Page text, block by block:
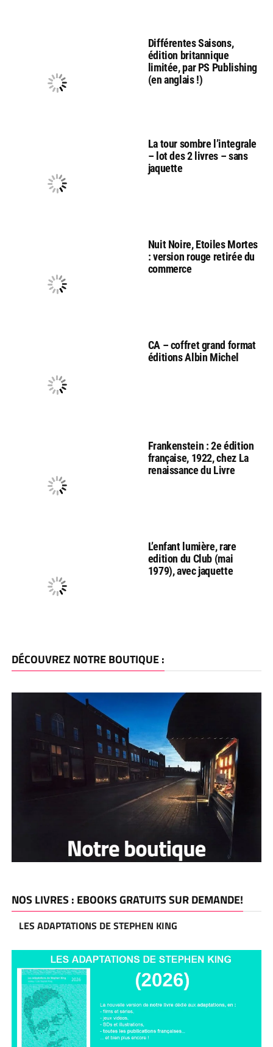
Différentes Saisons,
édition britannique
limitée, par PS Publishing
(en anglais !)
La tour sombre l’integrale
– lot des 2 livres – sans
jaquette
Nuit Noire, Etoiles Mortes
: version rouge retirée du
commerce
CA – coffret grand format
éditions Albin Michel
Frankenstein : 2e édition
française, 1922, chez La
renaissance du Livre
L’enfant lumière, rare
edition du Club (mai
1979), avec jaquette
DÉCOUVREZ NOTRE BOUTIQUE :
NOS LIVRES : EBOOKS GRATUITS SUR DEMANDE!
LES ADAPTATIONS DE STEPHEN KING